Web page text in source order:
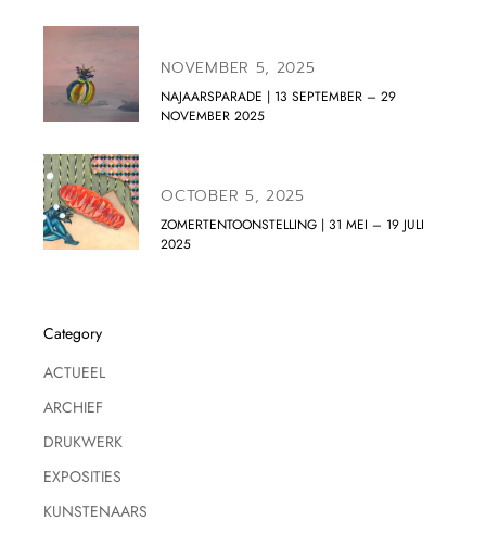
NOVEMBER 5, 2025
NAJAARSPARADE | 13 SEPTEMBER – 29
NOVEMBER 2025
OCTOBER 5, 2025
ZOMERTENTOONSTELLING | 31 MEI – 19 JULI
2025
Category
ACTUEEL
ARCHIEF
DRUKWERK
EXPOSITIES
KUNSTENAARS